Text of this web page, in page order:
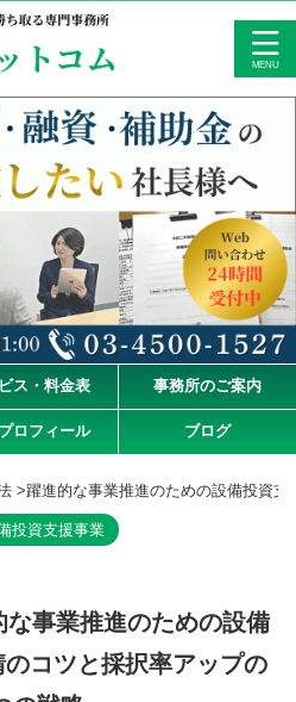
ス・料金表 事務所のご案内
ロフィール ブログ
>躍進的な事業推進のための設備投資支
投資支援事業
な事業推進のための設備
コツと採択率アップの